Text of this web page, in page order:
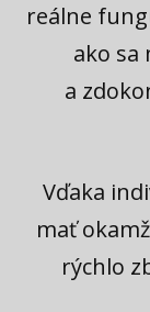
reálne
ako sa
a
Vďaka
mať
rýchlo